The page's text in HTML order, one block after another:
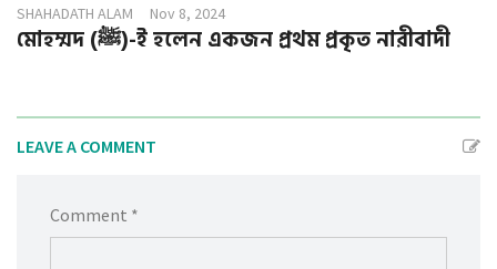
SHAHADATH ALAM Nov 8, 2024
মোহম্মদ (ﷺ)-ই হলেন একজন প্রথম প্রকৃত নারীবাদী
LEAVE A COMMENT
Comment *